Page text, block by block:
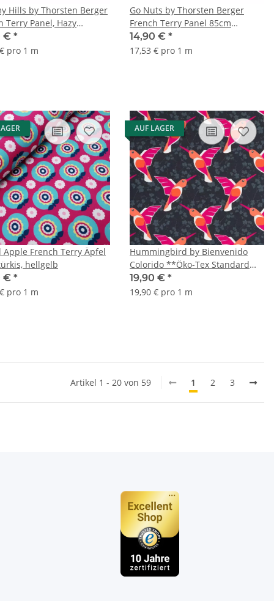
Hills by Thorsten Berger
Terry Panel, Hazy
Wald, grau weiß
€ *
pro 1 m
Go Nuts by Thorsten Berger
French Terry Panel 85cm
Eichhörnchen schwarz/braun
14,90 € *
17,53 € pro 1 m
Apple French Terry Äpfel
hellgelb
€ *
pro 1 m
AUF LAGER
Hummingbird by Bienvenido
Colorido **Öko-Tex Standard
100**, Sweat unangeraut,
Kolibris, anthrazit/p
19,90 € *
19,90 € pro 1 m
Artikel 1 - 20 von 59 1 2 3